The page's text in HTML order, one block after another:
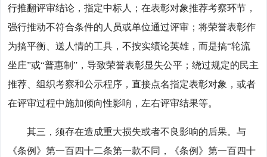
行推翻评审结论，指定中标人；在表彰对象推荐考察环节，
强行推动不符合条件的人员或单位通过评审；将荣誉表彰作
为搞平衡、送人情的工具，不按实绩论英雄，而是搞“轮流
坐庄”或“普惠制”，导致荣誉表彰显失公平；绕过规定的民主
推荐、组织考察和公示程序，直接点名指定表彰对象，或者
在评审过程中施加倾向性影响，左右评审结果等。
其三，须存在造成重大损失或者不良影响的后果。与
《条例》第一百四十二条第一款不同，《条例》第一百四十